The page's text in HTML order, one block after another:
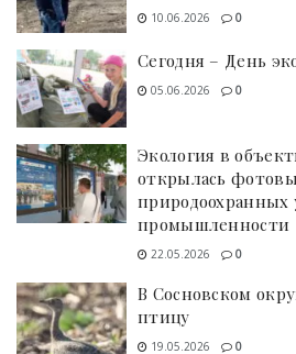
10.06.2026 0
Сегодня – День
05.06.2026 0
Экология в
открылась
природоохранных
промышленности
22.05.2026 0
В Сосновском
птицу
19.05.2026 0